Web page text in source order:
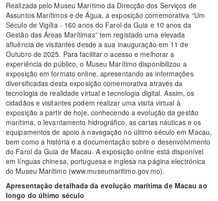
Realizada pelo Museu Marítimo da Direcção dos Serviços de
Assuntos Marítimos e de Água, a exposição comemorativa “Um
Século de Vigília - 160 anos do Farol da Guia e 10 anos da
Gestão das Áreas Marítimas” tem registado uma elevada
afluência de visitantes desde a sua inauguração em 11 de
Outubro de 2025. Para facilitar o acesso e melhorar a
experiência do público, o Museu Marítimo disponibilizou a
exposição em formato online, apresentando as informações
diversificadas desta exposição comemorativa através da
tecnologia de realidade virtual e tecnologia digital. Assim, os
cidadãos e visitantes podem realizar uma visita virtual à
exposição a partir de hoje, conhecendo a evolução da gestão
marítima, o levantamento hidrográfico, as cartas náuticas e os
equipamentos de apoio à navegação no último século em Macau,
bem como a história e a documentação sobre o desenvolvimento
do Farol da Guia de Macau. A exposição online está disponível
em línguas chinesa, portuguesa e inglesa na página electrónica
do Museu Marítimo (www.museumaritimo.gov.mo).
Apresentação detalhada da evolução marítima de Macau ao
longo do último século